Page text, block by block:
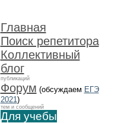
Главная
Поиск репетитора
Коллективный
блог
публикаций
Форум (обсуждаем ЕГЭ
2021)
тем и сообщений
Для учебы